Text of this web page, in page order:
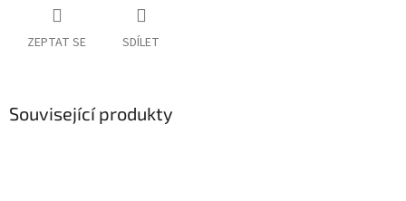
ZEPTAT SE SDÍLET
Související produkty